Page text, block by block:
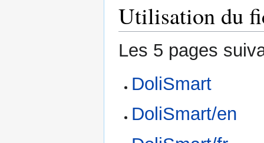
Utilisation du
Les 5 pages
DoliSmart
DoliSmart/en